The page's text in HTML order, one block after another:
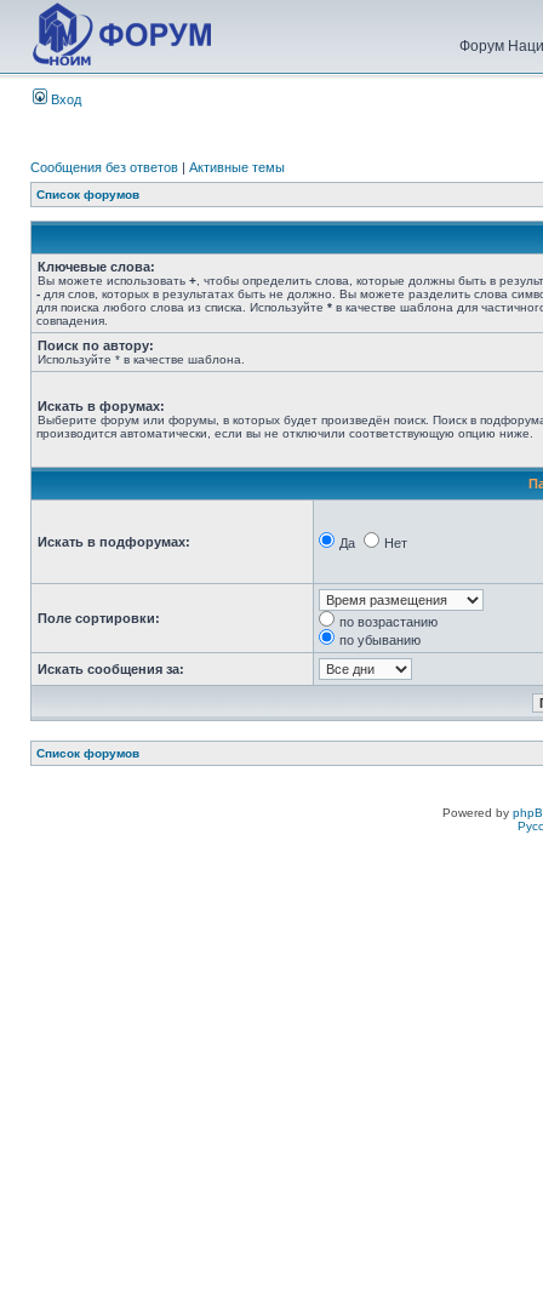
Форум
Вход
Сообщения без ответов | Активные темы
Список форумов
Ключевые слова:
Вы можете использовать + , чтобы определить слова, которые должны быть в
- для слов, которых в результатах быть не должно. Вы можете разделить слова
для поиска любого слова из списка. Используйте * в качестве шаблона для
совпадения.
Поиск по автору:
Используйте * в качестве шаблона.
Искать в форумах:
Выберите форум или форумы, в которых будет произведён поиск. Поиск в
производится автоматически, если вы не отключили соответствующую опцию ниже.
Искать в подфорумах: Да Нет
Поле сортировки:
по возрастанию
по убыванию
Искать сообщения за:
Список форумов
Powered by